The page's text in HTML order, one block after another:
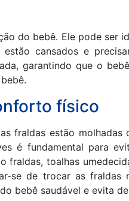
do bebê. Ele pode ser
cansados e
garantindo que o
físico
fraldas estão
é fundamental para
toalhas
de trocar as fraldas
bebê saudável e evita